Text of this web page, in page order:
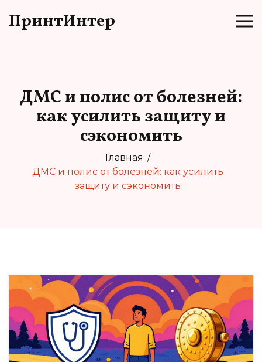
ПринтИнтер
ДМС и полис от болезней:
как усилить защиту и
сэкономить
Главная
ДМС и полис от болезней: как усилить
защиту и сэкономить